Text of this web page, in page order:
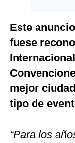
Este
fuese
mejor
tipo de
“Para los